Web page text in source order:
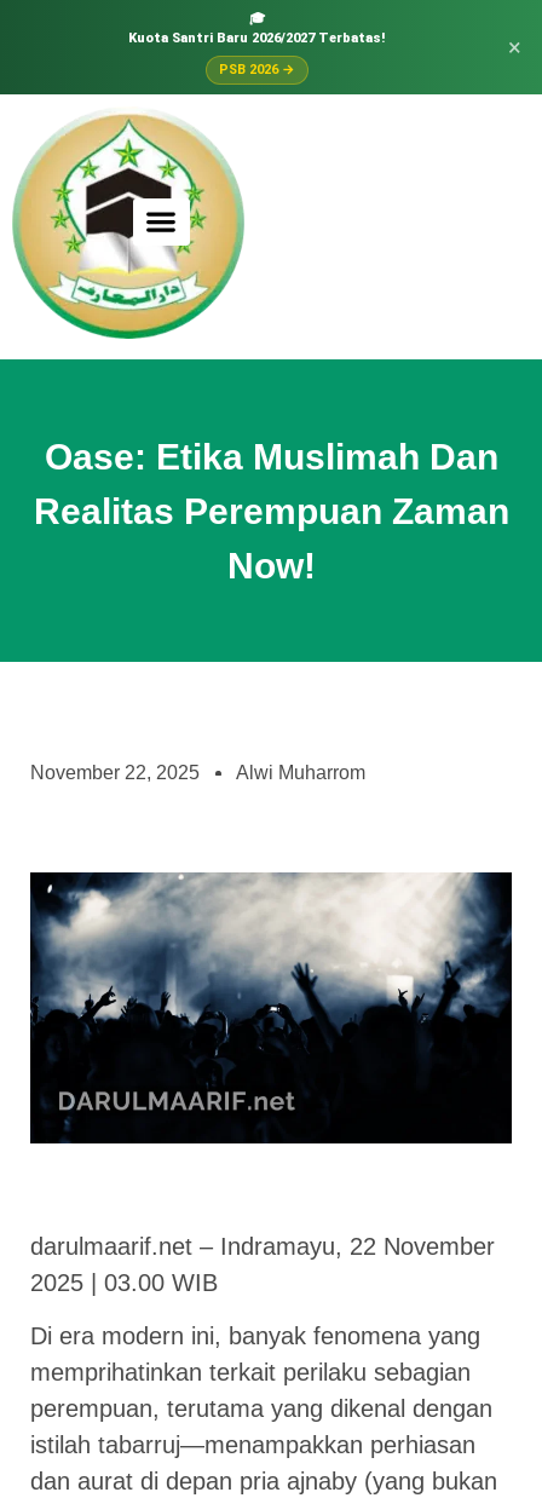
🎓
Kuota Santri Baru 2026/2027 Terbatas!
PSB 2026 →
×
Oase: Etika Muslimah Dan
Realitas Perempuan Zaman
Now!
November 22, 2025 Alwi Muharrom
darulmaarif.net – Indramayu, 22 November
2025 | 03.00 WIB
Di era modern ini, banyak fenomena yang
memprihatinkan terkait perilaku sebagian
perempuan, terutama yang dikenal dengan
istilah tabarruj—menampakkan perhiasan
dan aurat di depan pria ajnaby (yang bukan